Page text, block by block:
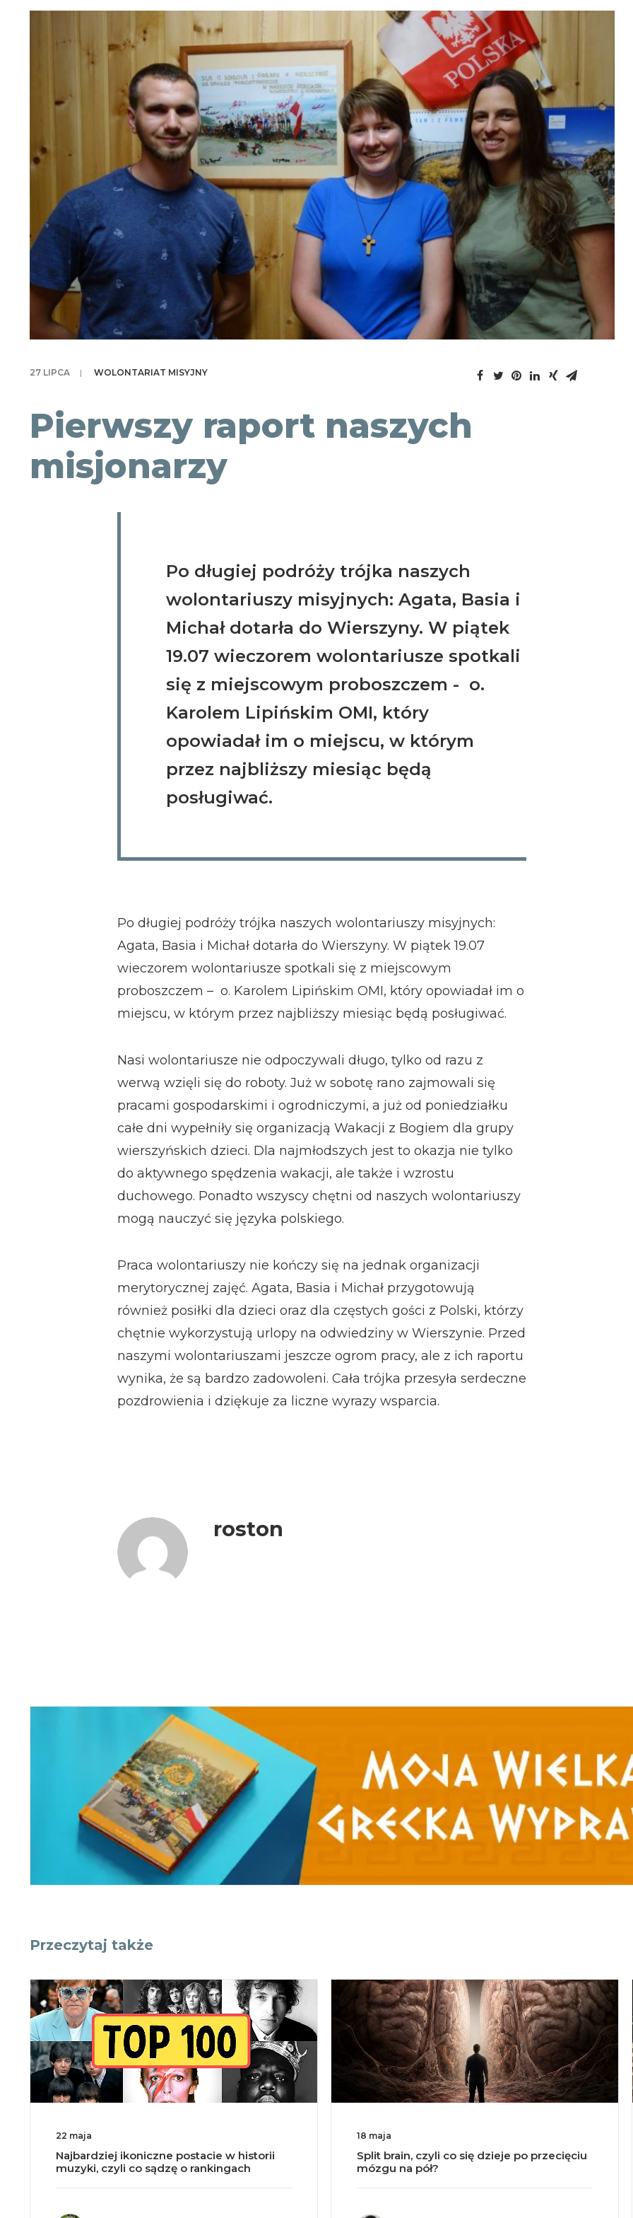
27 LIPCA | WOLONTARIAT MISYJNY
Pierwszy raport naszych
misjonarzy
Po długiej podróży trójka naszych
wolontariuszy misyjnych: Agata, Basia i
Michał dotarła do Wierszyny. W piątek
19.07 wieczorem wolontariusze spotkali
się z miejscowym proboszczem - o.
Karolem Lipińskim OMI, który
opowiadał im o miejscu, w którym
przez najbliższy miesiąc będą
posługiwać.
Po długiej podróży trójka naszych wolontariuszy misyjnych:
Agata, Basia i Michał dotarła do Wierszyny. W piątek 19.07
wieczorem wolontariusze spotkali się z miejscowym
proboszczem – o. Karolem Lipińskim OMI, który opowiadał im o
miejscu, w którym przez najbliższy miesiąc będą posługiwać.
Nasi wolontariusze nie odpoczywali długo, tylko od razu z
werwą wzięli się do roboty. Już w sobotę rano zajmowali się
pracami gospodarskimi i ogrodniczymi, a już od poniedziałku
całe dni wypełniły się organizacją Wakacji z Bogiem dla grupy
wierszyńskich dzieci. Dla najmłodszych jest to okazja nie tylko
do aktywnego spędzenia wakacji, ale także i wzrostu
duchowego. Ponadto wszyscy chętni od naszych wolontariuszy
mogą nauczyć się języka polskiego.
Praca wolontariuszy nie kończy się na jednak organizacji
merytorycznej zajęć. Agata, Basia i Michał przygotowują
również posiłki dla dzieci oraz dla częstych gości z Polski, którzy
chętnie wykorzystują urlopy na odwiedziny w Wierszynie. Przed
naszymi wolontariuszami jeszcze ogrom pracy, ale z ich raportu
wynika, że są bardzo zadowoleni. Cała trójka przesyła serdeczne
pozdrowienia i dziękuje za liczne wyrazy wsparcia.
roston
Przeczytaj także
18 maja
Split brain, czyli co się dzieje po przecięciu
mózgu na pół?
1 maja
Czy słuchanie muzyki podczas nauki
zwiększa szanse na zdany egzamin?